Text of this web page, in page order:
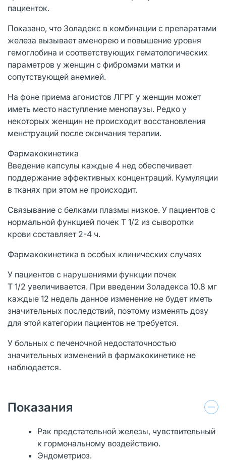
пациенток.
Показано, что Золадекс в комбинации с препаратами
железа вызывает аменорею и повышение уровня
гемоглобина и соответствующих гематологических
параметров у женщин с фибромами матки и
сопутствующей анемией.
На фоне приема агонистов ЛГРГ у женщин может
иметь место наступление менопаузы. Редко у
некоторых женщин не происходит восстановления
менструаций после окончания терапии.
Фармакокинетика
Введение капсулы каждые 4 нед обеспечивает
поддержание эффективных концентраций. Кумуляции
в тканях при этом не происходит.
Связывание с белками плазмы низкое. У пациентов с
нормальной функцией почек T 1/2 из сыворотки
крови составляет 2-4 ч.
Фармакокинетика в особых клинических случаях
У пациентов с нарушениями функции почек
T 1/2 увеличивается. При введении Золадекса 10.8 мг
каждые 12 недель данное изменение не будет иметь
значительных последствий, поэтому изменять дозу
для этой категории пациентов не требуется.
У больных с печеночной недостаточностью
значительных изменений в фармакокинетике не
наблюдается.
Показания
Рак предстательной железы, чувствительный
к гормональному воздействию.
Эндометриоз.